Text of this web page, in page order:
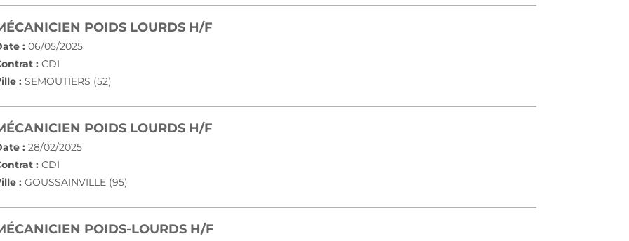
POIDS LOURDS H/F(NOUVELLE FENÊTRE)
: 06/05/2025
: CDI
: SEMOUTIERS (52)
POIDS LOURDS H/F(NOUVELLE FENÊTRE)
: 28/02/2025
: CDI
: GOUSSAINVILLE (95)
POIDS-LOURDS H/F(NOUVELLE FENÊTRE)